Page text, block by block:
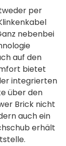
per
nebenbei
auf den
bietet
integrierten
über den
Brick nicht
auch ein
erhält